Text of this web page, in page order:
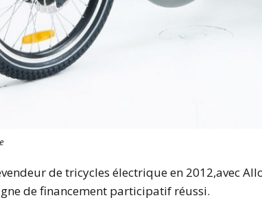
de tricycles électrique en 2012,avec
de financement participatif réussi.